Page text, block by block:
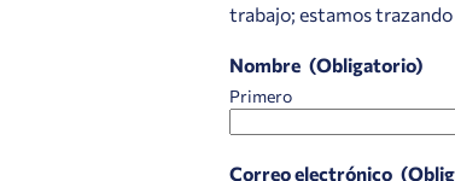
trabajo; estamos
Nombre (Obligatorio)
Primero
Correo electrónico